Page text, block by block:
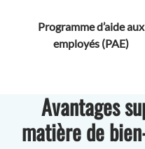
Programme d’aide aux
employés (PAE)
Avantages
matière de